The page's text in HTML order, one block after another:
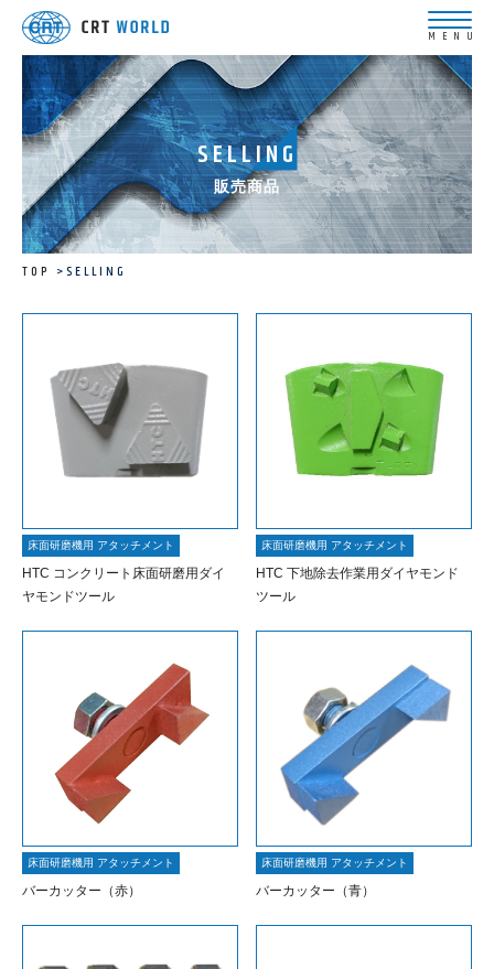
SELLING
販売商品
TOP SELLING
床面研磨機用 アタッチメント
HTC コンクリート床面研磨用ダイ
ヤモンドツール
床面研磨機用 アタッチメント
HTC 下地除去作業用ダイヤモンド
ツール
床面研磨機用 アタッチメント
バーカッター（赤）
床面研磨機用 アタッチメント
バーカッター（青）